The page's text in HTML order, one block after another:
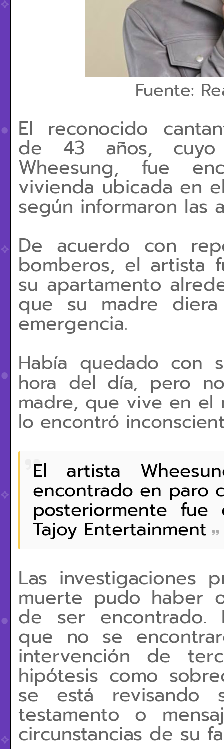
Fuente:
El reconocido
de 43 años,
Wheesung, fue
vivienda ubicada en
según informaron las
De acuerdo con
bomberos, el artista
su apartamento
que su madre
emergencia.
Había quedado con
hora del día, pero
madre, que vive en
lo encontró
El artista
encontrado en paro
posteriormente
Tajoy Entertainment
Las investigaciones
muerte pudo haber
de ser encontrado.
que no se
intervención de
hipótesis como
se está revisando
testamento o
circunstancias de su